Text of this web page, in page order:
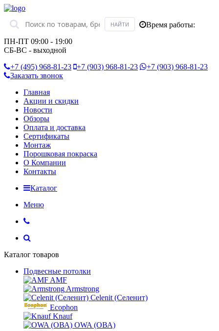
Время работы:
ПН-ПТ 09:00 - 19:00
СБ-ВС - выходной
+7 (495) 968-81-23 +7 (903) 968-81-23 +7 (903) 968-81-23
Заказать звонок
Главная
Акции и скидки
Новости
Обзоры
Оплата и доставка
Сертификаты
Монтаж
Порошковая покраска
О Компании
Контакты
Каталог
Меню
Каталог товаров
Подвесные потолки
AMF
Armstrong
Celenit (Селенит)
Ecophon
Knauf
OWA (ОВА)